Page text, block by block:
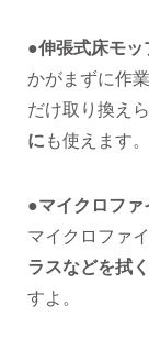
●伸張式床モッ
かがまずに作
だけ取り換えら
に も使えます。
●マイクロファ
マイクロファ
ラスなどを拭く
すよ。